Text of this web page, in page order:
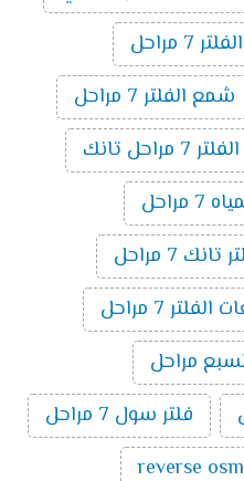
مراحل
شمع الفلتر 7 مراحل
تانك
7 مراحل
7 مراحل
مراحل
فلتر سول 7 مراحل